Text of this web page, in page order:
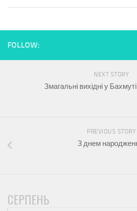
FOLLOW:
NEXT STORY
Змагальні вихідні у
PREVIOUS STORY
З днем
СЕРПЕНЬ